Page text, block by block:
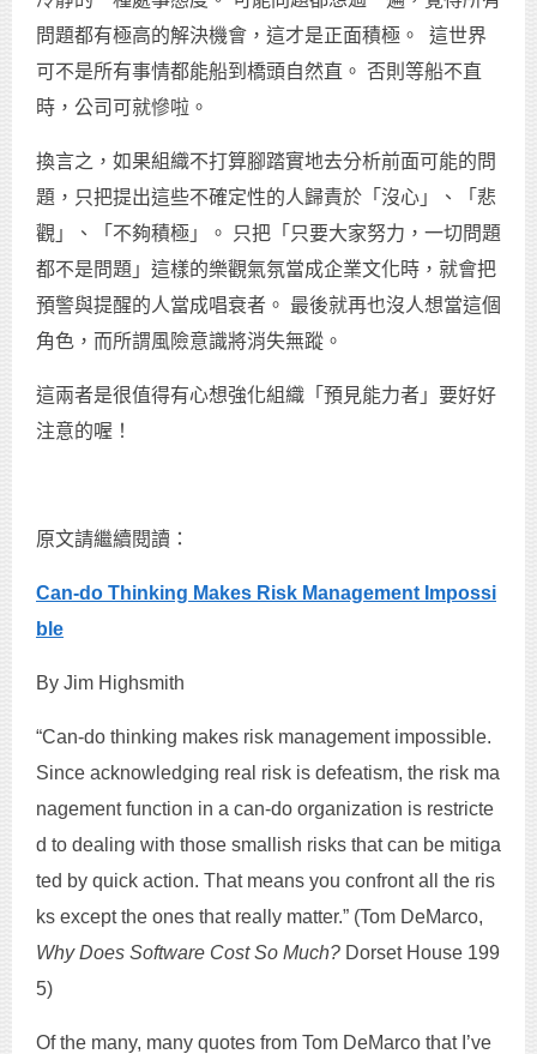
問題都有極高的解決機會，這才是正面積極。 這世界
可不是所有事情都能船到橋頭自然直。 否則等船不直
時，公司可就慘啦。
換言之，如果組織不打算腳踏實地去分析前面可能的問
題，只把提出這些不確定性的人歸責於「沒心」、「悲
觀」、「不夠積極」。 只把「只要大家努力，一切問題
都不是問題」這樣的樂觀氣氛當成企業文化時，就會把
預警與提醒的人當成唱衰者。 最後就再也沒人想當這個
角色，而所謂風險意識將消失無蹤。
這兩者是很值得有心想強化組織「預見能力者」要好好
注意的喔！
原文請繼續閱讀：
Can-do Thinking Makes Risk Management Impossi
ble
By Jim Highsmith
“Can-do thinking makes risk management impossible.
Since acknowledging real risk is defeatism, the risk ma
nagement function in a can-do organization is restricte
d to dealing with those smallish risks that can be mitiga
ted by quick action. That means you confront all the ris
ks except the ones that really matter.” (Tom DeMarco,
Why Does Software Cost So Much? Dorset House 199
5)
Of the many, many quotes from Tom DeMarco that I’ve